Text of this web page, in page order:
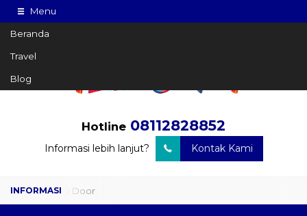
Menu
Beranda
Travel
Blog
Hotline 08112828852
Informasi lebih lanjut? Kontak Kami
Travel Door to Door